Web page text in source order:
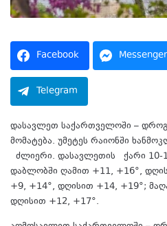
Facebook Messenger
Telegram
დასავლეთ საქართველოში –
მომატება. უმეტეს რაიონში
ძლიერი. დასავლეთის ქარი 10-
დაბლობში ღამით +11, +16°,
+9, +14°, დღისით +14, +19°;
დღისით +12, +17°.